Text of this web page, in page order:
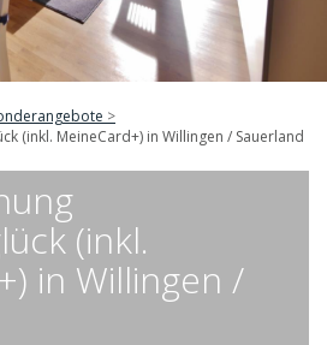
(inkl. MeineCard+) in Willingen / Sauerland
(inkl.
in Willingen /